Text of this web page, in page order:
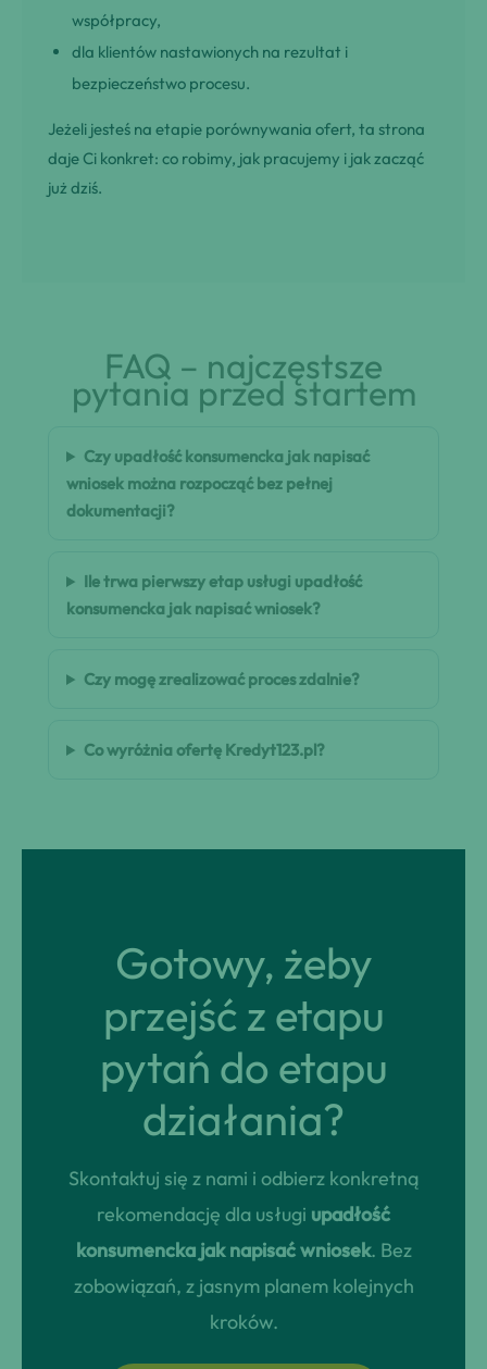
współpracy,
dla klientów nastawionych na rezultat i
bezpieczeństwo procesu.
Jeżeli jesteś na etapie porównywania ofert, ta strona
daje Ci konkret: co robimy, jak pracujemy i jak zacząć
już dziś.
FAQ – najczęstsze
pytania przed startem
Czy upadłość konsumencka jak napisać
wniosek można rozpocząć bez pełnej
dokumentacji?
Ile trwa pierwszy etap usługi upadłość
konsumencka jak napisać wniosek?
Czy mogę zrealizować proces zdalnie?
Co wyróżnia ofertę Kredyt123.pl?
Gotowy, żeby
przejść z etapu
pytań do etapu
działania?
Skontaktuj się z nami i odbierz konkretną
rekomendację dla usługi upadłość
konsumencka jak napisać wniosek. Bez
zobowiązań, z jasnym planem kolejnych
kroków.